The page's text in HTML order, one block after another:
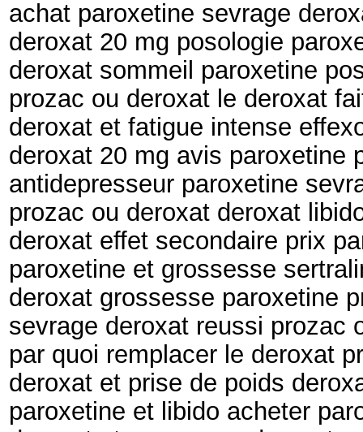
achat paroxetine sevrage
deroxat 20 mg posologie
deroxat sommeil paroxetine
prozac ou deroxat le deroxat
deroxat et fatigue intense
deroxat 20 mg avis paroxetine
antidepresseur paroxetine
prozac ou deroxat deroxat
deroxat effet secondaire prix
paroxetine et grossesse
deroxat grossesse paroxetine
sevrage deroxat reussi prozac
par quoi remplacer le deroxat
deroxat et prise de poids
paroxetine et libido acheter